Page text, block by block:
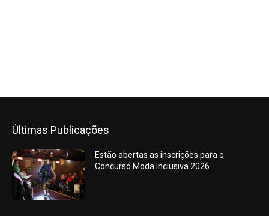
Últimas Publicações
Estão abertas as inscrições para o
Concurso Moda Inclusiva 2026